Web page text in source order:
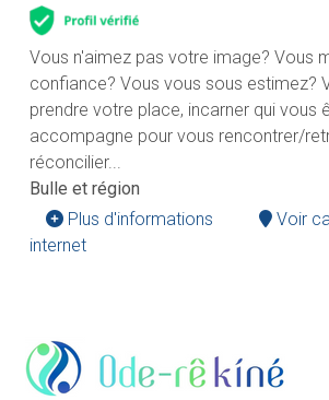
Vous n'aimez pas votre image? Vous
confiance? Vous vous sous estimez?
prendre votre place, incarner qui vous
accompagne pour vous rencontrer/
réconcilier...
Bulle et région
Plus d'informations
Voir
internet